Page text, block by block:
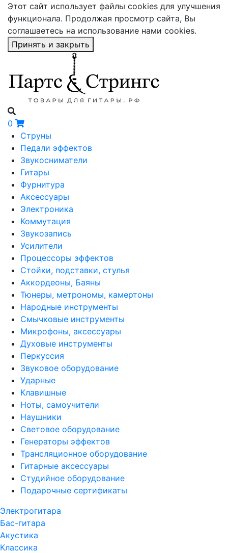
Этот сайт использует файлы cookies для улучшения
функционала. Продолжая просмотр сайта, Вы
соглашаетесь на использование нами cookies.
Принять и закрыть
0
Струны
Педали эффектов
Звукосниматели
Гитары
Фурнитура
Аксессуары
Электроника
Коммутация
Звукозапись
Усилители
Процессоры эффектов
Стойки, подставки, стулья
Аккордеоны, Баяны
Тюнеры, метрономы, камертоны
Народные инструменты
Смычковые инструменты
Микрофоны, аксессуары
Духовые инструменты
Перкуссия
Звуковое оборудование
Ударные
Клавишные
Ноты, самоучители
Наушники
Световое оборудование
Генераторы эффектов
Трансляционное оборудование
Гитарные аксессуары
Студийное оборудование
Подарочные сертификаты
Электрогитара
Бас-гитара
Акустика
Классика